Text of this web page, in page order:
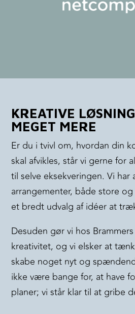
KREATIVE
MEGET MERE
Er du i tvivl om, hvordan din
skal afvikles, står vi gerne for
til selve eksekveringen. Vi har
arrangementer, både store
et bredt udvalg af idéer at
Desuden gør vi hos
kreativitet, og vi elsker at
skabe noget nyt og
ikke være bange for, at have
planer; vi står klar til at gribe